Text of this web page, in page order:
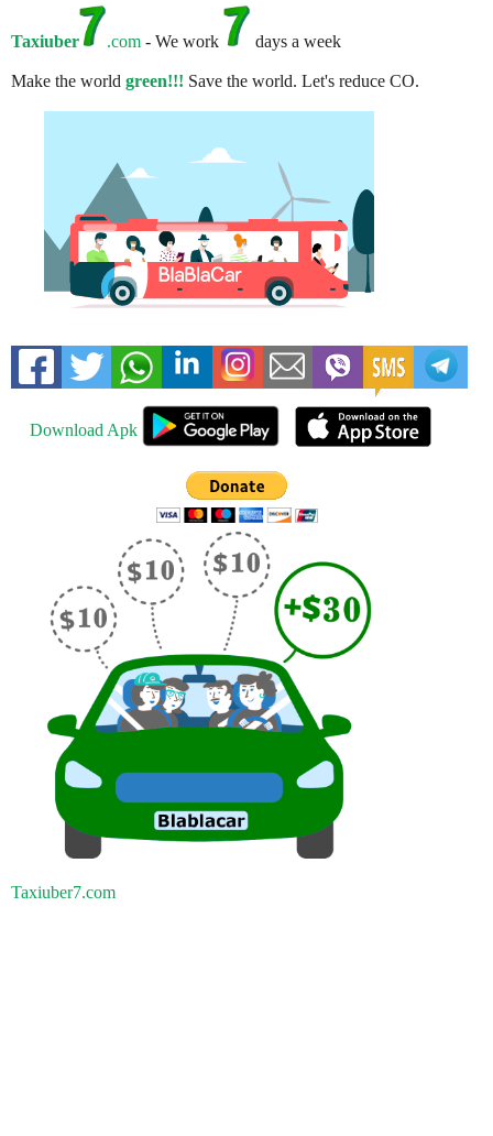
Taxiuber .com - We work days a week
Make the world green!!! Save the world. Let's reduce CO.
Download Apk
Taxiuber7.com